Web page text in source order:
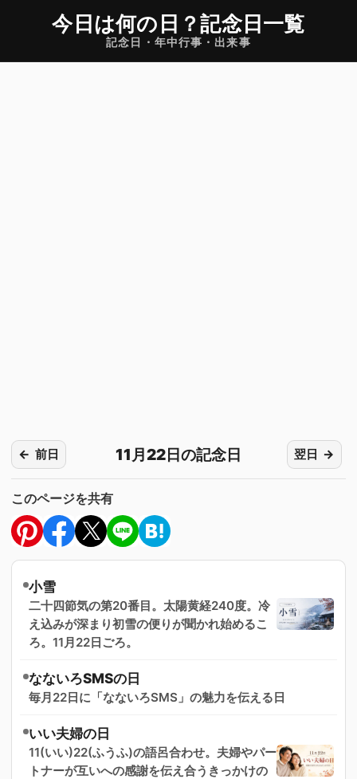
今日は何の日 ？記念日一覧
記念日・年中行事・出来事
前日 11月22日の記念日 翌日
このページを共有
小雪
二十四節気の第20番目。太陽黄経240度。冷
え込みが深まり初雪の便りが聞かれ始めるこ
ろ。11月22日ごろ。
なないろSMSの日
毎月22日に「なないろSMS」の魅力を伝える日
いい夫婦の日
11(いい)22(ふうふ)の語呂合わせ。夫婦やパー
トナーが互いへの感謝を伝え合うきっかけの